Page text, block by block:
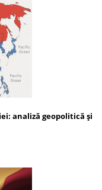
analiză geopolitică și